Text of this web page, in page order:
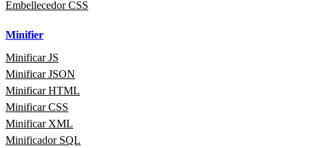
Embellecedor CSS
Minifier
Minificar JS
Minificar JSON
Minificar HTML
Minificar CSS
Minificar XML
Minificador SQL